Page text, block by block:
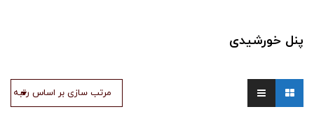
پنل خورشیدی
مرتب سازی بر اساس رتبه